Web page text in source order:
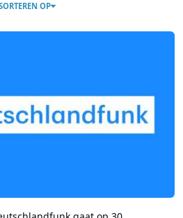
OP
gaat op 30 november van